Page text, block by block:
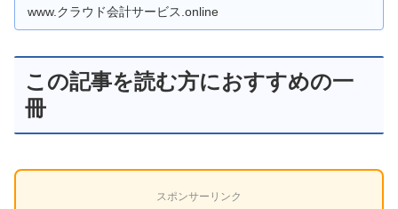
ね。そんなときに便利なのが「青...
www.クラウド会計サービス.online
この記事を読む方におすすめの一
冊
スポンサーリンク